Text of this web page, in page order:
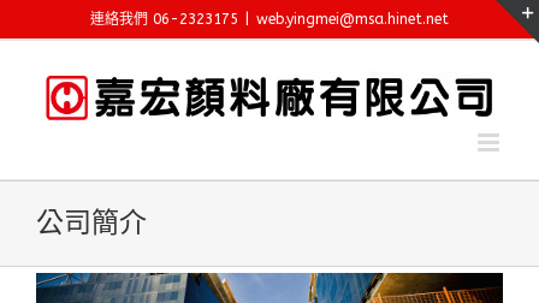
to
連絡我們 06-2323175 web.yingmei@msa.hinet.net
公司簡介